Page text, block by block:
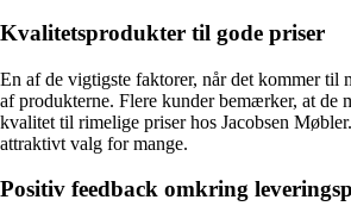
Kvalitetsprodukter til gode priser
En af de vigtigste faktorer, når det kommer til
af produkterne. Flere kunder bemærker, at de
kvalitet til rimelige priser hos Jacobsen
attraktivt valg for mange.
Positiv feedback omkring